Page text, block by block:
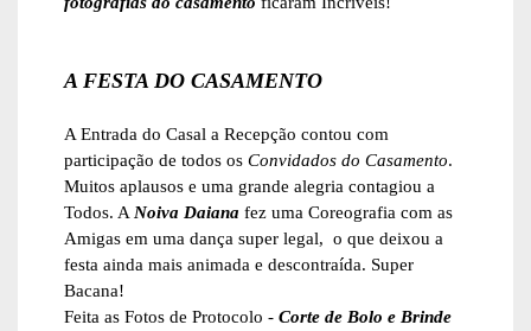
A FESTA DO CASAMENTO
A Entrada do Casal a Recepção contou com
participação de todos os Convidados do Casamento.
Muitos aplausos e uma grande alegria contagiou a
Todos. A Noiva Daiana fez uma Coreografia com as
Amigas em uma dança super legal, o que deixou a
festa ainda mais animada e descontraída. Super
Bacana!
Feita as Fotos de Protocolo -Corte de Bolo e Brinde